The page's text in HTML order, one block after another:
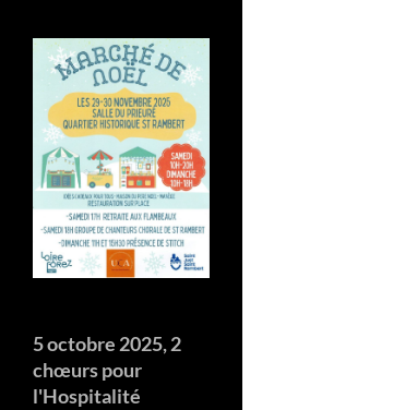
5 octobre 2025, 2
chœurs pour
l'Hospitalité